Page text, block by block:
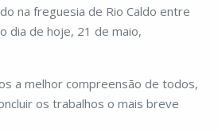
na freguesia de Rio Caldo entre
dia de hoje, 21 de maio,
a melhor compreensão de todos,
os trabalhos o mais breve